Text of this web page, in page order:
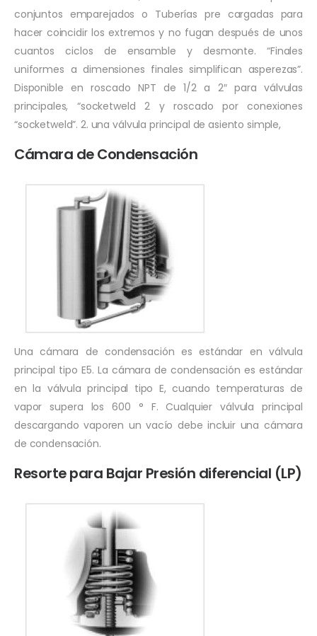
conjuntos emparejados o Tuberías pre cargadas para
hacer coincidir los extremos y no fugan después de unos
cuantos ciclos de ensamble y desmonte. “Finales
uniformes a dimensiones finales simplifican asperezas”.
Disponible en roscado NPT de 1/2 a 2″ para válvulas
principales, “socketweld 2 y roscado por conexiones
“socketweld”. 2. una válvula principal de asiento simple,
Cámara de Condensación
Una cámara de condensación es estándar en válvula
principal tipo E5. La cámara de condensación es estándar
en la válvula principal tipo E, cuando temperaturas de
vapor supera los 600 ° F. Cualquier válvula principal
descargando vaporen un vacío debe incluir una cámara
de condensación.
Resorte para Bajar Presión diferencial (LP)